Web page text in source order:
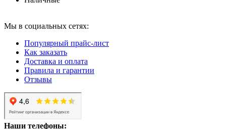
Мы в социальных сетях:
Популярный прайс-лист
Как заказать
Доставка и оплата
Правила и гарантии
Отзывы
Наши телефоны: